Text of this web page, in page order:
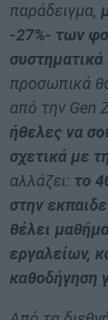
παράδειγμα,
-27%- των
συστηματικά
προσωπικά
από την Gen
ήθελες να
σχετικά με
αλλάζει: το
στην
θέλει
εργαλείων,
καθοδήγηση